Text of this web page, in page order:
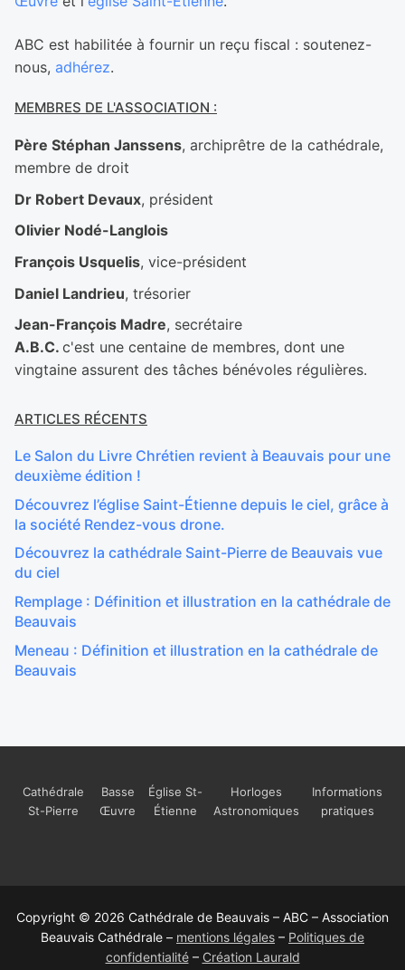
ABC est habilitée à fournir un reçu fiscal : soutenez-
nous, adhérez.
MEMBRES DE L'ASSOCIATION :
Père Stéphan Janssens, archiprêtre de la cathédrale,
membre de droit
Dr Robert Devaux, président
Olivier Nodé-Langlois
François Usquelis, vice-président
Daniel Landrieu, trésorier
Jean-François Madre, secrétaire
A.B.C. c'est une centaine de membres, dont une
vingtaine assurent des tâches bénévoles régulières.
ARTICLES RÉCENTS
Le Salon du Livre Chrétien revient à Beauvais pour une
deuxième édition !
Découvrez l’église Saint-Étienne depuis le ciel, grâce à
la société Rendez-vous drone.
Découvrez la cathédrale Saint-Pierre de Beauvais vue
du ciel
Remplage : Définition et illustration en la cathédrale de
Beauvais
Meneau : Définition et illustration en la cathédrale de
Beauvais
Cathédrale
St-Pierre
Basse
Œuvre
Église St-
Étienne
Horloges
Astronomiques
Informations
pratiques
Copyright © 2026 Cathédrale de Beauvais – ABC – Association
Beauvais Cathédrale – mentions légales – Politiques de
confidentialité– Création Laurald